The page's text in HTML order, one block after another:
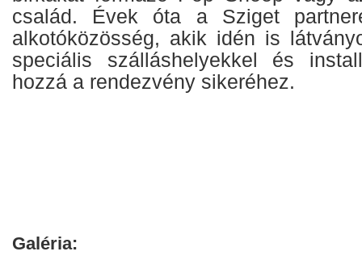
család. Évek óta a Sziget
alkotóközösség, akik idén is
speciális szálláshelyekkel és
hozzá a rendezvény sikeréhez.
Galéria: